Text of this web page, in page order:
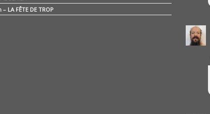
LA FÊTE DE TROP